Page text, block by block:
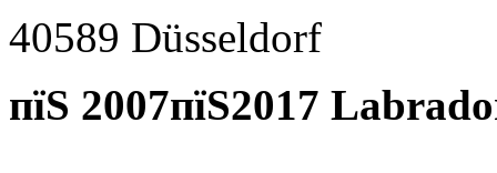
40589 Düsseldorf
пїЅ 2007пїЅ2017